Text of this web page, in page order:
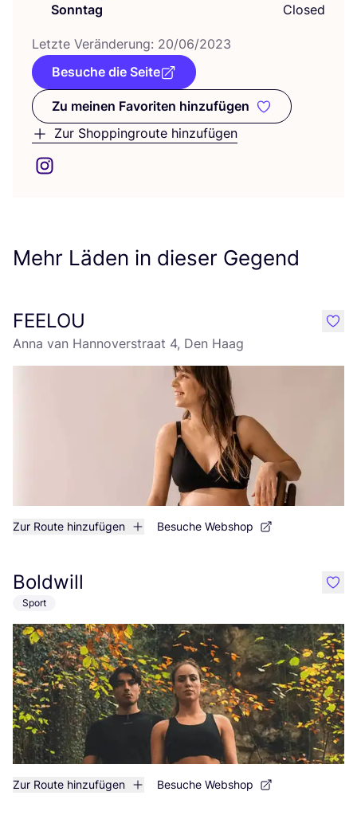
Sonntag
Closed
Letz­te Ver­än­de­rung: 20/06/2023
Besuche die Seite
Zu meinen Favoriten hinzufügen
Zu meinen Favoriten
Zur Shoppingroute hinzufügen
Mehr Läden in dieser Gegend
FEELOU
Anna van Hannoverstraat 4, Den Haag
Zur Route hinzufügen Besuche Webshop
like
Boldwill
Sport
Zur Route hinzufügen Besuche Webshop
like